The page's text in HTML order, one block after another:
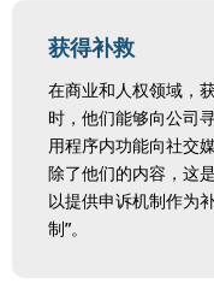
获得补救
在商业和人权领域，
时，他们能够向公司
用程序内功能向社交
除了他们的内容，这
以提供申诉机制作为
制”。